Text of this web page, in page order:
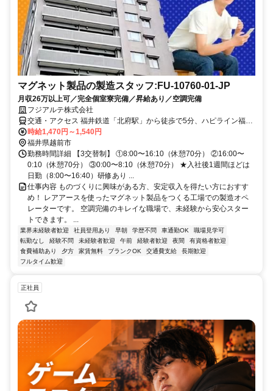
マグネット製品の製造スタッフ:FU-10760-01-JP
月収26万以上可／完全個室寮完備／昇給あり／空調完備
フジアルテ株式会社
交通・アクセス 福井鉄道「北府駅」から徒歩で5分、ハピライン福井
「武生駅」から徒歩で15分
時給1,470円～1,540円
福井県越前市
勤務時間詳細 【3交替制】 ①8:00〜16:10（休憩70分） ②16:00〜
0:10（休憩70分） ③0:00〜8:10（休憩70分） ★入社後1週間ほどは
日勤（8:00〜16:40）研修あり ...
仕事内容 ものづくりに興味がある方、安定収入を得たい方におすす
め！ レアアースを使ったマグネット製品をつくる工場での製造オペ
レーターです。 空調完備のキレイな職場で、未経験から安心スター
トできます。 ...
業界未経験者歓迎 社員登用あり 早朝 学歴不問 車通勤OK
職場見学可
転勤なし
経験不問 未経験者歓迎 午前 経験者歓迎 夜間
有資格者歓迎
食費補助あり
夕方 家賃無料 ブランクOK 交通費支給
長期歓迎
フルタイム歓迎
正社員